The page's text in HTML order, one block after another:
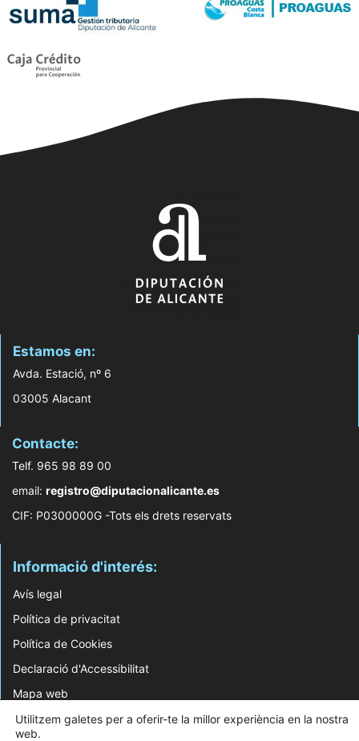
Estamos en:
Avda. Estació, nº 6
03005 Alacant
Contacte:
Telf. 965 98 89 00
email: registro@diputacionalicante.es
CIF: P0300000G -Tots els drets reservats
Informació d'interés:
Avís legal
Política de privacitat
Política de Cookies
Declaració d'Accessibilitat
Mapa web
© 2026 Web Desenvolupada pel Servei d'Informàtica de Diputació d'Alacant
Utilitzem galetes per a oferir-te la millor experiència en la nostra
web.